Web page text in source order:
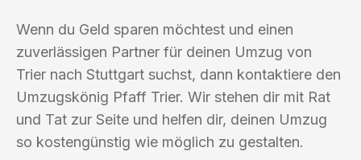
Wenn du Geld sparen möchtest und einen
zuverlässigen Partner für deinen Umzug von
Trier nach Stuttgart suchst, dann kontaktiere den
Umzugskönig Pfaff Trier. Wir stehen dir mit Rat
und Tat zur Seite und helfen dir, deinen Umzug
so kostengünstig wie möglich zu gestalten.